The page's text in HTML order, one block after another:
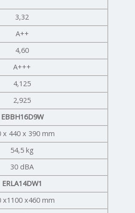
3,32
A++
4,60
A+++
4,125
2,925
EBBH16D9W
x 440 x 390 mm
54,5 kg
30 dBA
ERLA14DW1
x1100 x460 mm